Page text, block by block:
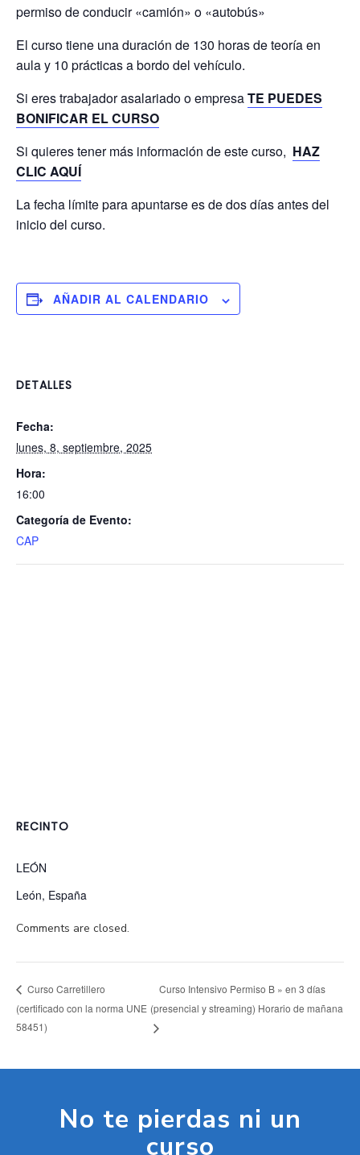
permiso de conducir «camión» o «autobús»
El curso tiene una duración de 130 horas de teoría en
aula y 10 prácticas a bordo del vehículo.
Si eres trabajador asalariado o empresaTE PUEDES
BONIFICAR EL CURSO
Si quieres tener más información de este curso, HAZ
CLIC AQUÍ
La fecha límite para apuntarse es de dos días antes del
inicio del curso.
AÑADIR AL CALENDARIO
DETALLES
Fecha:
lunes, 8, septiembre, 2025
Hora:
16:00
Categoría de Evento:
CAP
RECINTO
LEÓN
León, España
Comments are closed.
Curso Carretillero
(certificado con la norma UNE
58451)
Curso Intensivo Permiso B » en 3 días
(presencial y streaming) Horario de mañana
No te pierdas ni un
curso